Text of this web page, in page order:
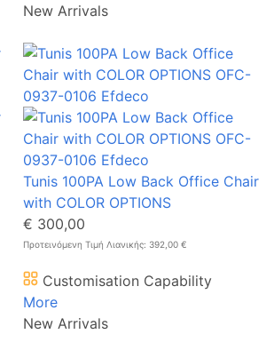
New Arrivals
Tunis 100PA Low Back Office Chair
with COLOR OPTIONS
€ 300,00
Προτεινόμενη Τιμή Λιανικής: 392,00 €
Customisation Capability
More
New Arrivals